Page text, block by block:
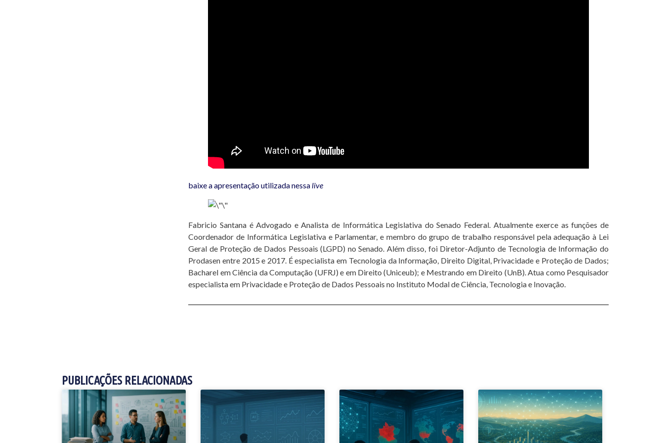
baixe a apresentação utilizada nessalive
Fabricio Santana é Advogado e Analista de Informática Legislativa do Senado Federal. Atualmente exerce as funções de
Coordenador de Informática Legislativa e Parlamentar, e membro do grupo de trabalho responsável pela adequação à Lei
Geral de Proteção de Dados Pessoais (LGPD) no Senado. Além disso, foi Diretor-Adjunto de Tecnologia de Informação do
Prodasen entre 2015 e 2017. É especialista em Tecnologia da Informação, Direito Digital, Privacidade e Proteção de Dados;
Bacharel em Ciência da Computação (UFRJ) e em Direito (Uniceub); e Mestrando em Direito (UnB). Atua como Pesquisador
especialista em Privacidade e Proteção de Dados Pessoais no Instituto Modal de Ciência, Tecnologia e Inovação.
PUBLICAÇÕES RELACIONADAS